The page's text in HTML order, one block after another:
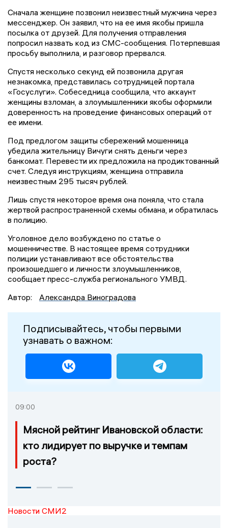
Сначала женщине позвонил неизвестный мужчина через
мессенджер. Он заявил, что на ее имя якобы пришла
посылка от друзей. Для получения отправления
попросил назвать код из СМС-сообщения. Потерпевшая
просьбу выполнила, и разговор прервался.
Спустя несколько секунд ей позвонила другая
незнакомка, представилась сотрудницей портала
«Госуслуги». Собеседница сообщила, что аккаунт
женщины взломан, а злоумышленники якобы оформили
доверенность на проведение финансовых операций от
ее имени.
Под предлогом защиты сбережений мошенница
убедила жительницу Вичуги снять деньги через
банкомат. Перевести их предложила на продиктованный
счет. Следуя инструкциям, женщина отправила
неизвестным 295 тысяч рублей.
Лишь спустя некоторое время она поняла, что стала
жертвой распространенной схемы обмана, и обратилась
в полицию.
Уголовное дело возбуждено по статье о
мошенничестве. В настоящее время сотрудники
полиции устанавливают все обстоятельства
произошедшего и личности злоумышленников,
сообщает пресс-служба регионального УМВД.
Автор:
Александра Виноградова
Подписывайтесь, чтобы первыми
узнавать о важном:
09:00
Мясной рейтинг Ивановской области:
кто лидирует по выручке и темпам
роста?
Новости СМИ2